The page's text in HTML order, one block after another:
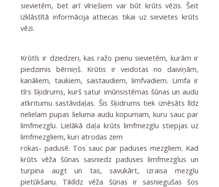
sievietēm, bet arī vīriešiem var būt krūts vēzis. Šeit
izklāstītā informācija attiecas tikai uz sievietes krūts
vēzi.
Krūtīs ir dziedzeri, kas ražo pienu sievietēm, kurām ir
piedzimis bērniņš. Krūtis ir veidotas no daiviņām,
kanāliem, taukiem, saistaudiem, limfvadiem. Limfa ir
tīrs šķidrums, kurš satur imūnsistēmas šūnas un audu
atkritumu sastāvdaļas. Šis šķidrums tiek iznēsāts līdz
nelielam pupas lieluma audu kopumam, kuru sauc par
limfmezglu. Lielākā daļa krūts limfmezglu stiepjas uz
limfmezgliem, kuri atrodas zem
rokas- padusē. Tos sauc par paduses mezgliem. Kad
krūts vēža šūnas sasniedz paduses limfmezglus un
turpina augt un tas, savukārt, izraisa mezglu
pietūkšanu. Tiklīdz vēža šūnas ir sasniegušas šos